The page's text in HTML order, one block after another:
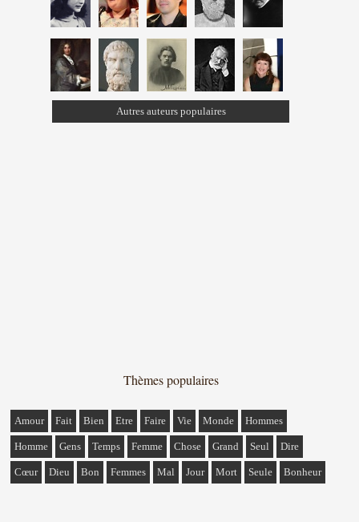
Autres auteurs populaires
Thèmes populaires
Amour Fait Bien Etre Faire Vie Monde Hommes
Homme Gens Temps Femme Chose Grand Seul Dire
Cœur Dieu Bon Femmes Mal Jour Mort Seule Bonheur